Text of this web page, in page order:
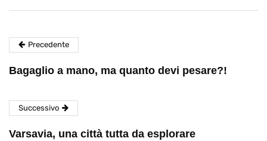
Precedente
Bagaglio a mano, ma quanto devi pesare?!
Successivo
Varsavia, una città tutta da esplorare